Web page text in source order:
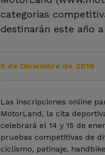
categorías
destinarán este año
5 de Diciembre de 2016
Las inscripciones online
MotorLand, la cita
celebrará el 14 y 15 de
pruebas competitivas de
ciclismo, patinaje,